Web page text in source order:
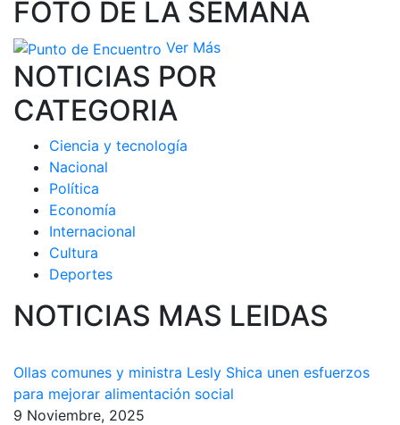
FOTO DE LA SEMANA
Ver Más
NOTICIAS POR
CATEGORIA
Ciencia y tecnología
Nacional
Política
Economía
Internacional
Cultura
Deportes
NOTICIAS MAS LEIDAS
Ollas comunes y ministra Lesly Shica unen esfuerzos
para mejorar alimentación social
9 Noviembre, 2025